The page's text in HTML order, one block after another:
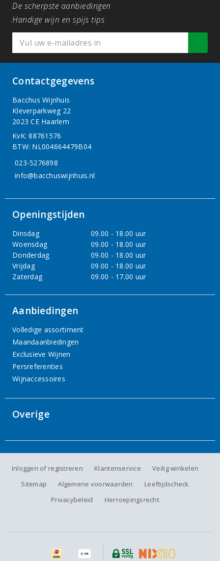
De scherpste aanbiedingen
Handige wijn en spijs tips
Contactgegevens
Bacchus Wijnhuis
Kleverparkweg 22
2023 CE Haarlem
KvK: 88761576
BTW: NL004664479B04
023-5276898
info@bacchuswijnhuis.nl
Openingstijden
Dinsdag
09.00 - 18.00 uur
Woensdag
09.00 - 18.00 uur
Donderdag
09.00 - 18.00 uur
Vrijdag
09.00 - 18.00 uur
Zaterdag
09.00 - 17.00 uur
Aanbiedingen
Volledige assortiment
Maandaanbiedingen
Exclusieve Wijnen
Persreferenties
Wijnaccessoires
Overige
Inloggen of registreren Klantenservice
Veilig winkelen
Sitemap
Algemene voorwaarden
Leeftijdscheck
Privacybeleid
Herroepingsrecht